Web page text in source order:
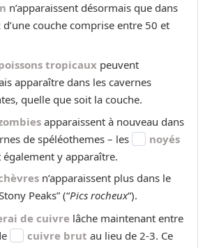
n’apparaissent désormais que dans
d’une couche comprise entre 50 et
tropicaux peuvent
apparaître dans les cavernes
quelle que soit la couche.
apparaissent à nouveau dans
de spéléothemes – les
noyés
également y apparaître.
n’apparaissent plus dans le
Peaks” (“Pics rocheux“).
de cuivre lâche maintenant entre
cuivre brut au lieu de 2-3. Ce